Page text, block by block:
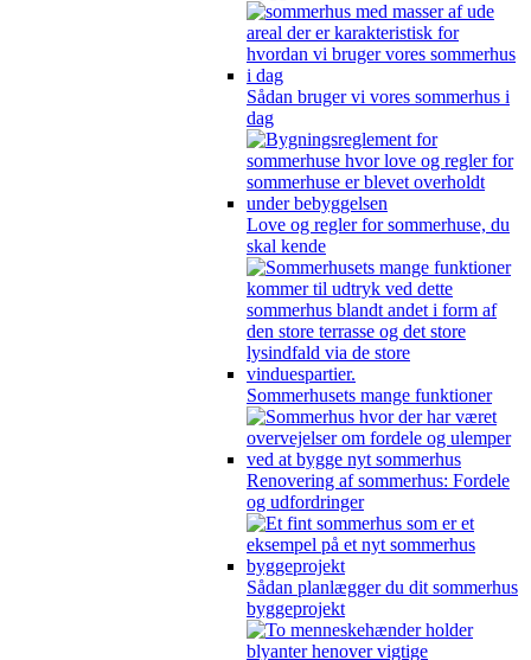
Sådan bruger vi vores sommerhus i
dag
Love og regler for sommerhuse, du
skal kende
Sommerhusets mange funktioner
Renovering af sommerhus: Fordele
og udfordringer
Sådan planlægger du dit sommerhus
byggeprojekt